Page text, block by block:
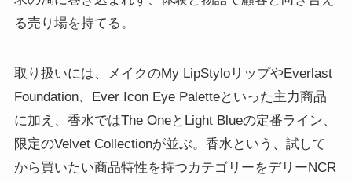
る売り場を持てる。
取り扱いには、メイクのMy LipStyloリップやEverlast
Foundation、Ever Icon Eye Paletteといった主力商品
に加え、香水ではThe OneとLight Blueの定番ライン、
限定のVelvet Collectionが並ぶ。香水という、試して
から買いたい商品特性を持つカテゴリーをデリーNCR